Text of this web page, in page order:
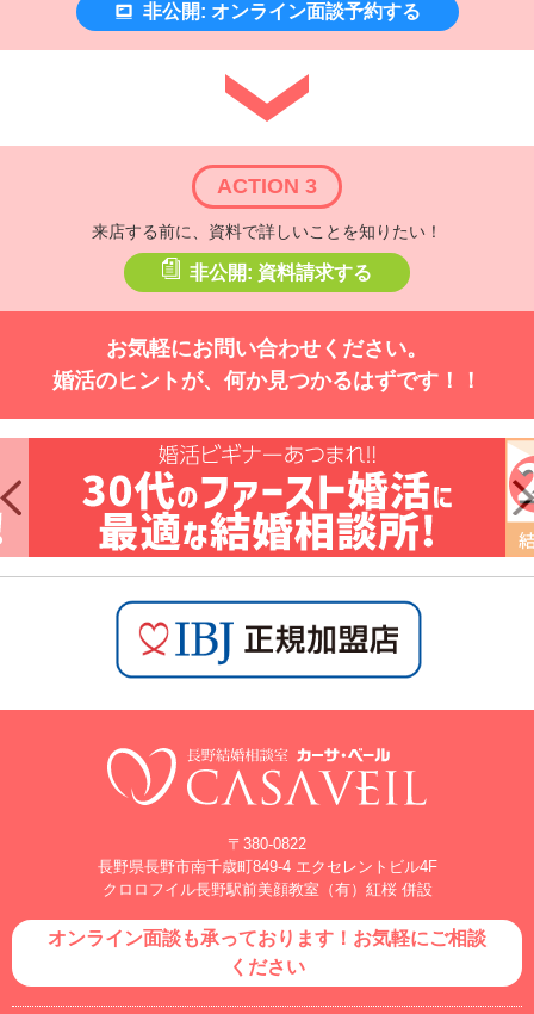
非公開: オンライン面談予約する
ACTION 3
来店する前に、資料で詳しいことを知りたい！
非公開: 資料請求する
お気軽にお問い合わせください。
婚活のヒントが、何か見つかるはずです！！
〒380-0822
長野県長野市南千歳町849-4 エクセレントビル4F
クロロフイル長野駅前美顔教室（有）紅桜 併設
オンライン面談も承っております！お気軽にご相談
ください